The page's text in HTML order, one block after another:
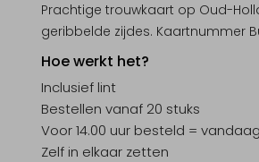
Prachtige trouwkaart op Oud-
geribbelde zijdes. Kaartnummer
Hoe werkt het?
Inclusief lint
Bestellen vanaf 20 stuks
Voor 14.00 uur besteld =
Zelf in elkaar zetten